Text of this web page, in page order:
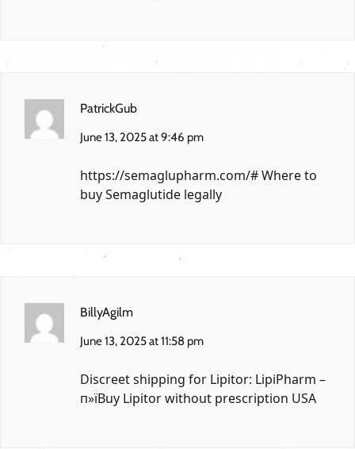
PatrickGub
June 13, 2025 at 9:46 pm
https://semaglupharm.com/#Where to
buy Semaglutide legally
BillyAgilm
June 13, 2025 at 11:58 pm
Discreet shipping for Lipitor: LipiPharm –
п»їBuy Lipitor without prescription USA